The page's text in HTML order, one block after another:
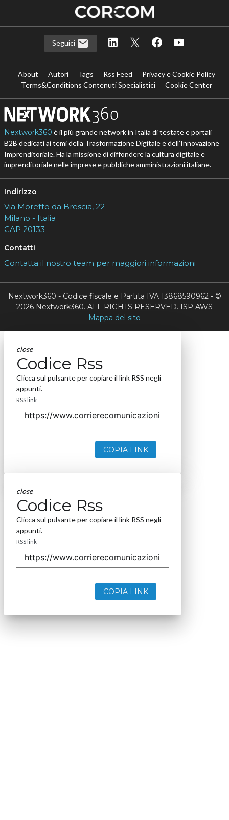
Seguici
About Autori Tags Rss Feed
Privacy e Cookie Policy
Terms&Conditions Contenuti Specialistici
Cookie Center
Nextwork360 è il più grande network in Italia di testate e portali
B2B dedicati ai temi della Trasformazione Digitale e dell’Innovazione
Imprenditoriale. Ha la missione di diffondere la cultura digitale e
imprenditoriale nelle imprese e pubbliche amministrazioni italiane.
Indirizzo
Via Moretto da Brescia, 22
Milano - Italia
CAP 20133
Contatti
Contatta il nostro team per maggiori informazioni
Nextwork360 - Codice fiscale e Partita IVA 13868590962 - ©
2026 Nextwork360. ALL RIGHTS RESERVED. ISP AWS
Mappa del sito
close
Codice Rss
Clicca sul pulsante per copiare il link RSS negli
appunti.
RSS link
COPIA LINK
close
Codice Rss
Clicca sul pulsante per copiare il link RSS negli
appunti.
RSS link
COPIA LINK